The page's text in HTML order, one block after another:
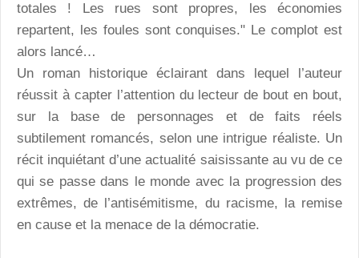
totales ! Les rues sont propres, les économies
repartent, les foules sont conquises." Le complot est
alors lancé…
Un roman historique éclairant dans lequel l’auteur
réussit à capter l’attention du lecteur de bout en bout,
sur la base de personnages et de faits réels
subtilement romancés, selon une intrigue réaliste. Un
récit inquiétant d’une actualité saisissante au vu de ce
qui se passe dans le monde avec la progression des
extrêmes, de l’antisémitisme, du racisme, la remise
en cause et la menace de la démocratie.